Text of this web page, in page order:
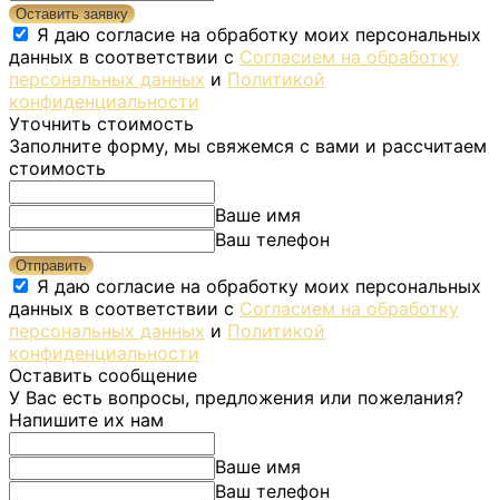
Оставить заявку
Я даю согласие на обработку моих персональных
данных в соответствии с Согласием на обработку
персональных данных и Политикой
конфиденциальности
Уточнить стоимость
Заполните форму, мы свяжемся с вами и рассчитаем
стоимость
Ваше имя
Ваш телефон
Отправить
Я даю согласие на обработку моих персональных
данных в соответствии с Согласием на обработку
персональных данных и Политикой
конфиденциальности
Оставить сообщение
У Вас есть вопросы, предложения или пожелания?
Напишите их нам
Ваше имя
Ваш телефон